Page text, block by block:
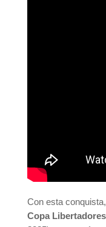
Con esta conquista,
Copa Libertadores